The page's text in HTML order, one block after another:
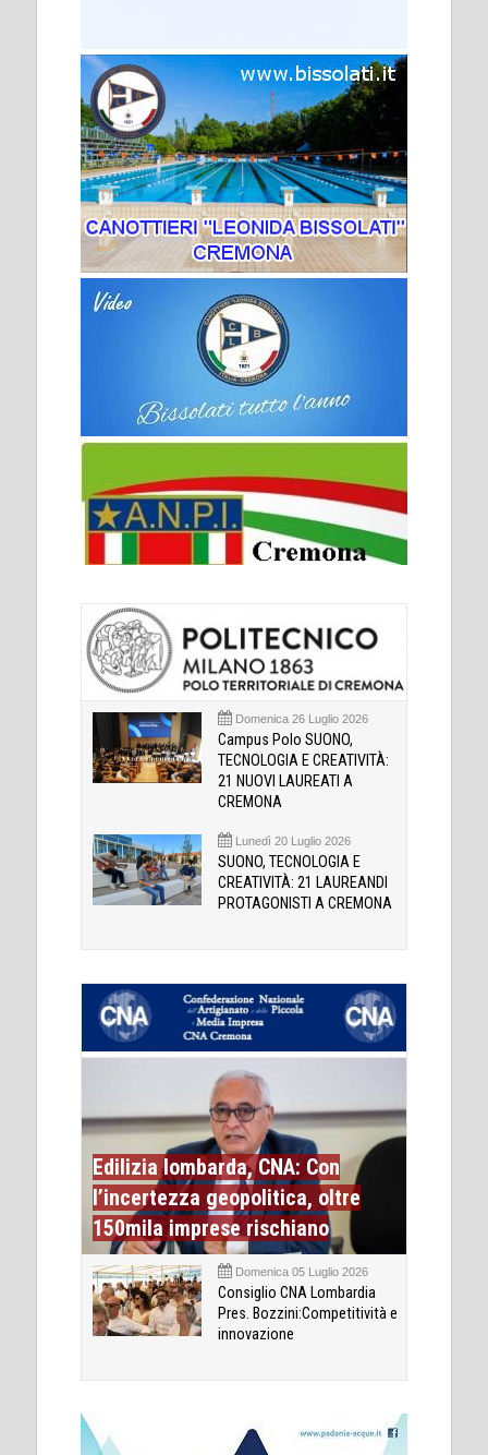
Domenica 26 Luglio 2026
Campus Polo SUONO,
TECNOLOGIA E CREATIVITÀ:
21 NUOVI LAUREATI A
CREMONA
Lunedì 20 Luglio 2026
SUONO, TECNOLOGIA E
CREATIVITÀ: 21 LAUREANDI
PROTAGONISTI A CREMONA
Edilizia lombarda, CNA: Con
l’incertezza geopolitica, oltre
150mila imprese rischiano
Domenica 05 Luglio 2026
Consiglio CNA Lombardia
Pres. Bozzini:Competitività e
innovazione